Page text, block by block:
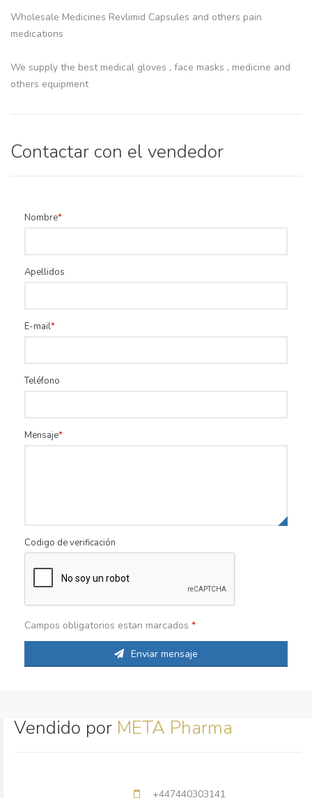
Wholesale Medicines Revlimid Capsules and others pain
medications
We supply the best medical gloves , face masks , medicine and
others equipment
Contactar con el vendedor
Nombre
Apellidos
E-mail
Teléfono
Mensaje
Codigo de verificación
Campos obligatorios estan marcados *
Enviar mensaje
Vendido por META Pharma
+447440303141